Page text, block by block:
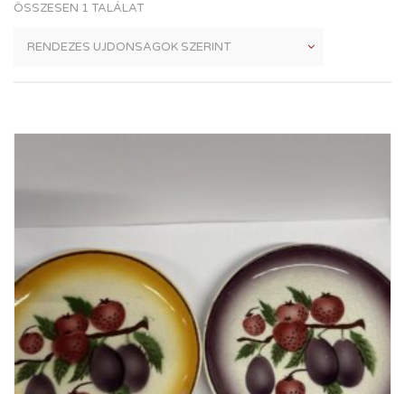
ÖSSZESEN 1 TALÁLAT